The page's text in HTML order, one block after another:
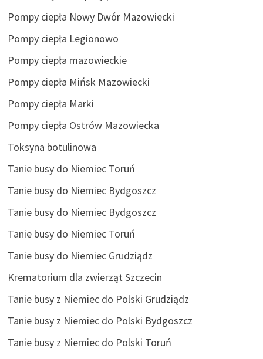
Pompy ciepła Nowy Dwór Mazowiecki
Pompy ciepła Legionowo
Pompy ciepła mazowieckie
Pompy ciepła Mińsk Mazowiecki
Pompy ciepła Marki
Pompy ciepła Ostrów Mazowiecka
Toksyna botulinowa
Tanie busy do Niemiec Toruń
Tanie busy do Niemiec Bydgoszcz
Tanie busy do Niemiec Bydgoszcz
Tanie busy do Niemiec Toruń
Tanie busy do Niemiec Grudziądz
Krematorium dla zwierząt Szczecin
Tanie busy z Niemiec do Polski Grudziądz
Tanie busy z Niemiec do Polski Bydgoszcz
Tanie busy z Niemiec do Polski Toruń